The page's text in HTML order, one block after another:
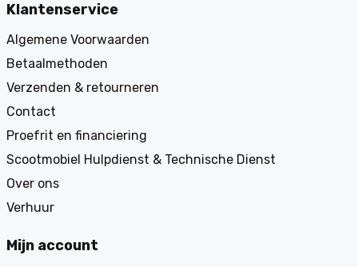
Klantenservice
Algemene Voorwaarden
Betaalmethoden
Verzenden & retourneren
Contact
Proefrit en financiering
Scootmobiel Hulpdienst & Technische Dienst
Over ons
Verhuur
Mijn account